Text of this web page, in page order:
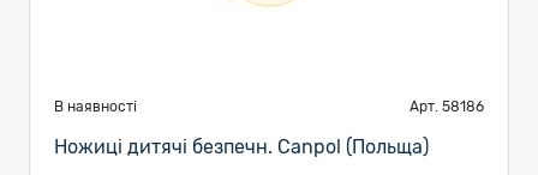
В наявності Арт. 58186
Ножиці дитячі безпечн. Canpol (Польща)